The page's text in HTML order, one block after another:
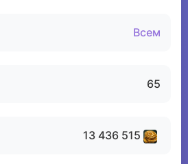
Всем
65
13 436 515